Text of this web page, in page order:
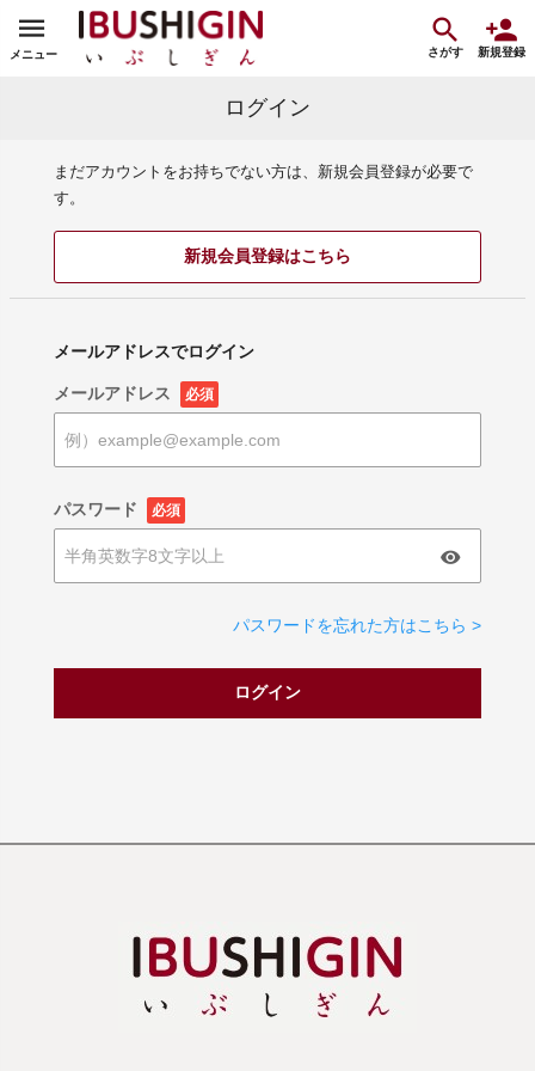
メニュー さがす 新規登録
ログイン
まだアカウントをお持ちでない方は、新規会員登録が必要で
す。
新規会員登録はこちら
メールアドレスでログイン
メールアドレス 必須
パスワード 必須
パスワードを忘れた方はこちら >
ログイン